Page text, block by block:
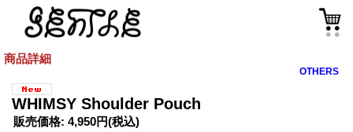
商品詳細
OTHERS
WHIMSY Shoulder Pouch
販売価格: 4,950円(税込)